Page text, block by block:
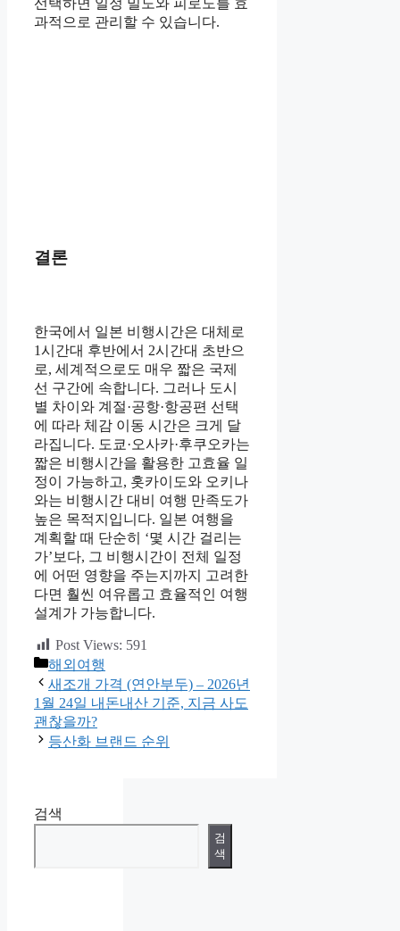
선택하면 일정 밀도와 피로도를 효
과적으로 관리할 수 있습니다.
결론
한국에서 일본 비행시간은 대체로
1시간대 후반에서 2시간대 초반으
로, 세계적으로도 매우 짧은 국제
선 구간에 속합니다. 그러나 도시
별 차이와 계절·공항·항공편 선택
에 따라 체감 이동 시간은 크게 달
라집니다. 도쿄·오사카·후쿠오카는
짧은 비행시간을 활용한 고효율 일
정이 가능하고, 홋카이도와 오키나
와는 비행시간 대비 여행 만족도가
높은 목적지입니다. 일본 여행을
계획할 때 단순히 ‘몇 시간 걸리는
가’보다, 그 비행시간이 전체 일정
에 어떤 영향을 주는지까지 고려한
다면 훨씬 여유롭고 효율적인 여행
설계가 가능합니다.
Post Views: 591
카
테
고
리
해외여행
새조개 가격 (연안부두) – 2026년
1월 24일 내돈내산 기준, 지금 사도
괜찮을까?
등산화 브랜드 순위
검색
검
색